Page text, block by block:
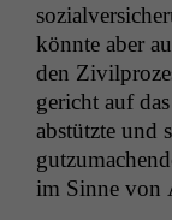
kön­nte aber
den
gericht auf das
abstützte und
im Sinne von